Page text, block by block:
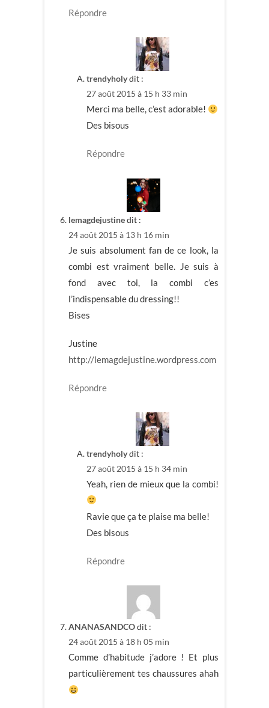
Répondre
trendyholydit :
27 août 2015 à 15 h 33 min
Merci ma belle, c’est adorable!
Des bisous
Répondre
lemagdejustinedit :
24 août 2015 à 13 h 16 min
Je suis absolument fan de ce look, la
combi est vraiment belle. Je suis à
fond avec toi, la combi c’es
l’indispensable du dressing!!
Bises
Justine
http://lemagdejustine.wordpress.com
Répondre
trendyholydit :
27 août 2015 à 15 h 34 min
Yeah, rien de mieux que la combi!
Ravie que ça te plaise ma belle!
Des bisous
Répondre
ANANASANDCOdit :
24 août 2015 à 18 h 05 min
Comme d’habitude j’adore ! Et plus
particulièrement tes chaussures ahah